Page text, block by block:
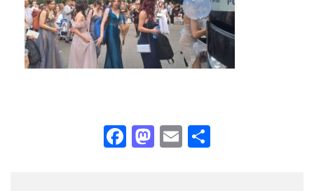
Facebook
Mastodon
Email